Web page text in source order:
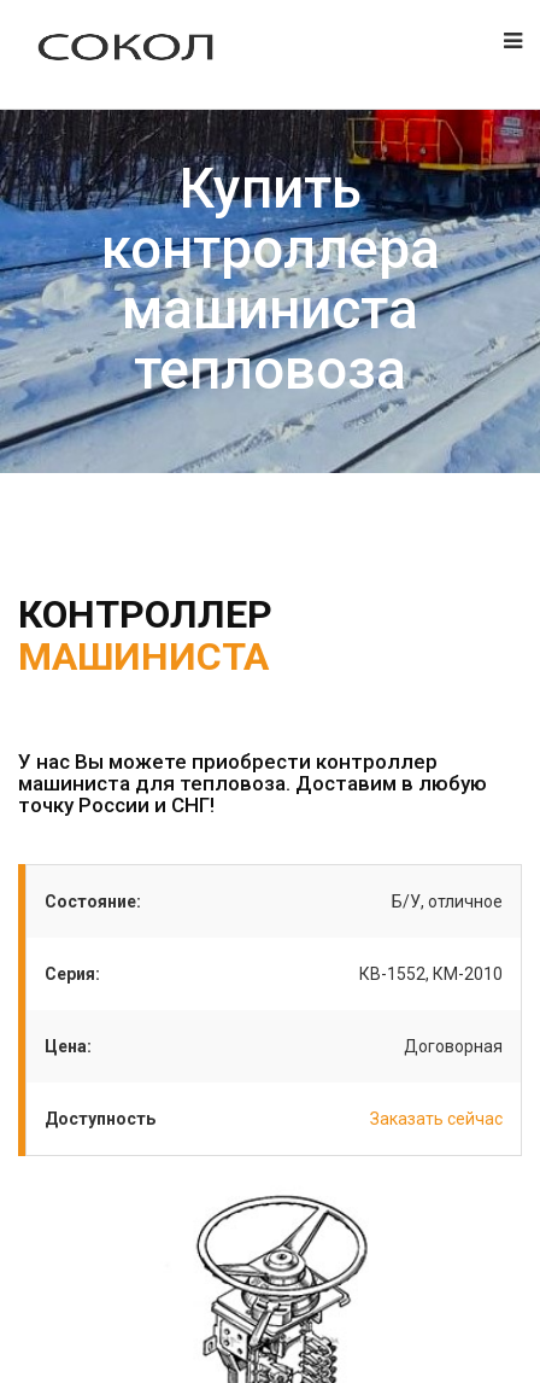
Купить
контроллера
машиниста
тепловоза
КОНТРОЛЛЕР
МАШИНИСТА
У нас Вы можете приобрести контроллер
машиниста для тепловоза. Доставим в любую
точку России и СНГ!
Состояние: Б/У, отличное
Серия: КВ-1552, КМ-2010
Цена: Договорная
Доступность Заказать сейчас